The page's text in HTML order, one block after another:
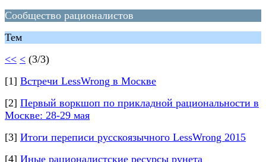
Сообщество рационалистов
Тем
<< < (3/3)
[1] Встречи LessWrong в Москве
[2] Первый воркшоп по прикладной рациональности в
Москве: 28-29 мая
[3] Итоги переписи русскоязычного LessWrong 2015
[4] Иные рационалистские ресурсы рунета